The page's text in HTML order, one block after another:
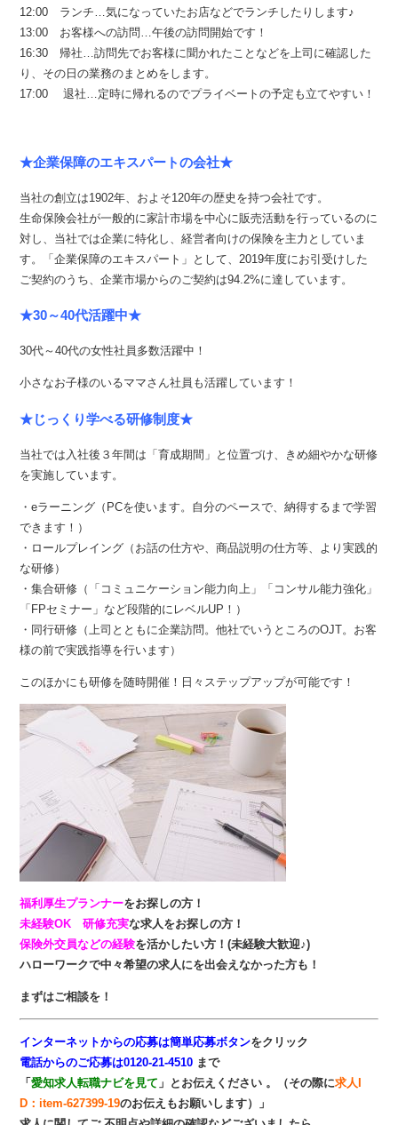
12:00 ランチ…気になっていたお店などでランチしたりします♪
13:00 お客様への訪問…午後の訪問開始です！
16:30 帰社…訪問先でお客様に聞かれたことなどを上司に確認した
り、その日の業務のまとめをします。
17:00 退社…定時に帰れるのでプライベートの予定も立てやすい！
★企業保障のエキスパートの会社★
当社の創立は1902年、およそ120年の歴史を持つ会社です。
生命保険会社が一般的に家計市場を中心に販売活動を行っているのに
対し、当社では企業に特化し、経営者向けの保険を主力としていま
す。「企業保障のエキスパート」として、2019年度にお引受けした
ご契約のうち、企業市場からのご契約は94.2%に達しています。
★30～40代活躍中★
30代～40代の女性社員多数活躍中！
小さなお子様のいるママさん社員も活躍しています！
★じっくり学べる研修制度★
当社では入社後３年間は「育成期間」と位置づけ、きめ細やかな研修
を実施しています。
・eラーニング（PCを使います。自分のペースで、納得するまで学習
できます！）
・ロールプレイング（お話の仕方や、商品説明の仕方等、より実践的
な研修）
・集合研修（「コミュニケーション能力向上」「コンサル能力強化」
「FPセミナー」など段階的にレベルUP！）
・同行研修（上司とともに企業訪問。他社でいうところのOJT。お客
様の前で実践指導を行います）
このほかにも研修を随時開催！日々ステップアップが可能です！
福利厚生プランナーをお探しの方！
未経験OK 研修充実な求人をお探しの方！
保険外交員などの経験を活かしたい方！(未経験大歓迎♪)
ハローワークで中々希望の求人にを出会えなかった方も！
まずはご相談を！
インターネットからの応募は簡単応募ボタンをクリック
電話からのご応募は0120-21-4510 まで
「愛知求人転職ナビを見て 」とお伝えください 。（その際に求人I
D：item-627399-19のお伝えもお願いします）」